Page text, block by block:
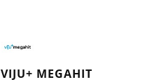
VIJU+ MEGAHIT